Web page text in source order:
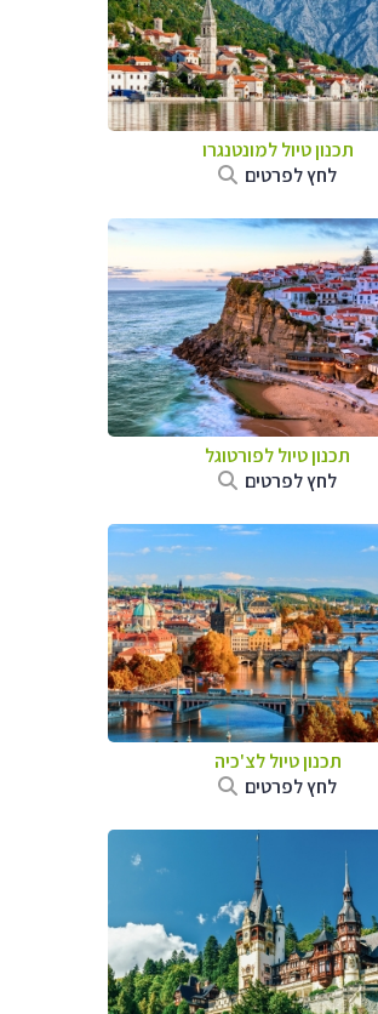
תכנון טיול למונטנגרו
לחץ לפרטים
תכנון טיול לפורטוגל
לחץ לפרטים
תכנון טיול לצ'כיה
לחץ לפרטים